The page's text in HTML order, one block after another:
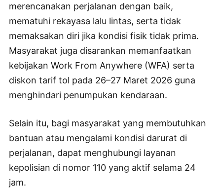
merencanakan perjalanan dengan baik,
mematuhi rekayasa lalu lintas, serta tidak
memaksakan diri jika kondisi fisik tidak prima.
Masyarakat juga disarankan memanfaatkan
kebijakan Work From Anywhere (WFA) serta
diskon tarif tol pada 26–27 Maret 2026 guna
menghindari penumpukan kendaraan.
Selain itu, bagi masyarakat yang membutuhkan
bantuan atau mengalami kondisi darurat di
perjalanan, dapat menghubungi layanan
kepolisian di nomor 110 yang aktif selama 24
jam.